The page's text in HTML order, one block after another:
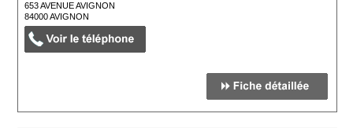
653 AVENUE AVIGNON
84000AVIGNON